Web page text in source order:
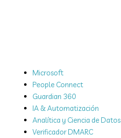
Microsoft
People Connect
Guardian 360
IA & Automatización
Analítica y Ciencia de Datos
Verificador DMARC